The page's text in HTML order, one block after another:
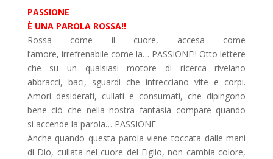
PASSIONE
È UNA PAROLA ROSSA!!
Rossa come il cuore, accesa come
l’amore, irrefrenabile come la… PASSIONE!! Otto lettere
che su un qualsiasi motore di ricerca rivelano
abbracci, baci, sguardi che intrecciano vite e corpi.
Amori desiderati, cullati e consumati, che dipingono
bene ciò che nella nostra fantasia compare quando
si accende la parola… PASSIONE.
Anche quando questa parola viene toccata dalle mani
di Dio, cullata nel cuore del Figlio, non cambia colore,